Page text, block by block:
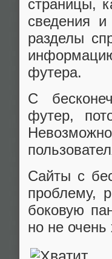
страницы,
сведения
разделы
футера.
С
футер,
Сайты с
проблему,
боковую
но не